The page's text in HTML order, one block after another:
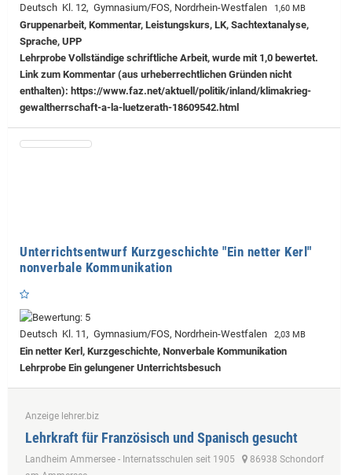
Deutsch Kl. 12, Gymnasium/FOS, Nordrhein-Westfalen 1,60 MB
Gruppenarbeit, Kommentar, Leistungskurs, LK, Sachtextanalyse,
Sprache, UPP
Lehrprobe Vollständige schriftliche Arbeit, wurde mit 1,0 bewertet.
Link zum Kommentar (aus urheberrechtlichen Gründen nicht
enthalten): https://www.faz.net/aktuell/politik/inland/klimakrieg-
gewaltherrschaft-a-la-luetzerath-18609542.html
Unterrichtsentwurf Kurzgeschichte "Ein netter Kerl"
nonverbale Kommunikation
Deutsch Kl. 11, Gymnasium/FOS, Nordrhein-Westfalen 2,03 MB
Ein netter Kerl, Kurzgeschichte, Nonverbale Kommunikation
Lehrprobe Ein gelungener Unterrichtsbesuch
Anzeige lehrer.biz
Lehrkraft für Französisch und Spanisch gesucht
Landheim Ammersee - Internatsschulen seit 1905
86938 Schondorf